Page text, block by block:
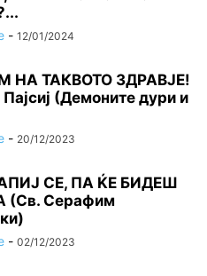
- 12/01/2024
НА ТАКВОТО ЗДРАВЈЕ!
(Демоните дури и
- 20/12/2023
СЕ, ПА ЌЕ БИДЕШ
(Св. Серафим
- 02/12/2023